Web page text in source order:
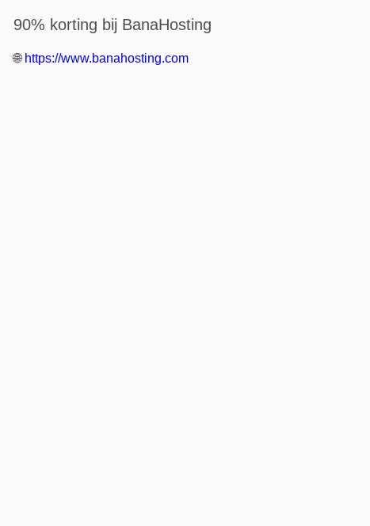
90% korting bij BanaHosting
🌐 https://www.banahosting.com